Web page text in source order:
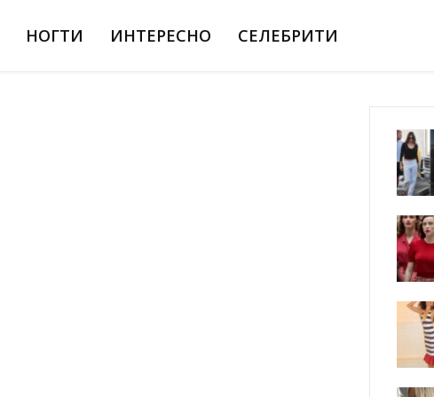
НОГТИ ИНТЕРЕСНО СЕЛЕБРИТИ